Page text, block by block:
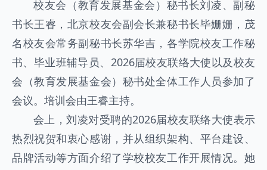
校友会（教育发展基金会）秘书长刘凌、副秘
书长王睿，北京校友会副会长兼秘书长毕姗姗，茂
名校友会常务副秘书长苏华吉，各学院校友工作秘
书、毕业班辅导员、2026届校友联络大使以及校友
会（教育发展基金会）秘书处全体工作人员参加了
会议。培训会由王睿主持。
会上，刘凌对受聘的2026届校友联络大使表示
热烈祝贺和衷心感谢，并从组织架构、平台建设、
品牌活动等方面介绍了学校校友工作开展情况。她